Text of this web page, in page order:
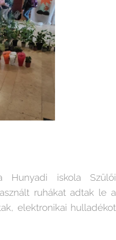
Hunyadi iskola Szülői
ruhákat adtak le a
elektronikai hulladékot